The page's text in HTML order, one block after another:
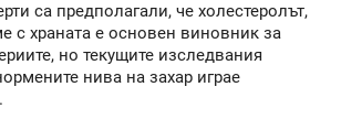
са предполагали, че холестеролът,
с храната е основен виновник за
но текущите изследвания
нива на захар играе